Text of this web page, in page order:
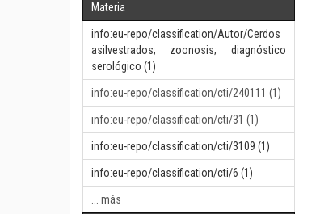
Materia
info:eu-repo/classification/Autor/Cerdos
asilvestrados; zoonosis; diagnóstico
serológico (1)
info:eu-repo/classification/cti/240111 (1)
info:eu-repo/classification/cti/31 (1)
info:eu-repo/classification/cti/3109 (1)
info:eu-repo/classification/cti/6 (1)
... más